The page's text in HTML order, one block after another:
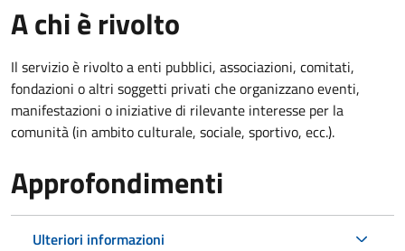
A chi è rivolto
Il servizio è rivolto a enti pubblici, associazioni, comitati,
fondazioni o altri soggetti privati che organizzano eventi,
manifestazioni o iniziative di rilevante interesse per la
comunità (in ambito culturale, sociale, sportivo, ecc.).
Approfondimenti
Ulteriori informazioni